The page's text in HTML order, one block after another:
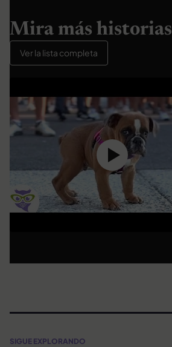
Mira más historias
Ver la lista completa
SIGUE EXPLORANDO